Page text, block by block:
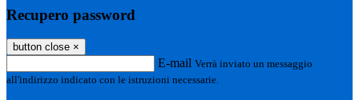
Recupero password
button close ×
E-mail Verrà inviato un messaggio
all'indirizzo indicato con le istruzioni necessarie.